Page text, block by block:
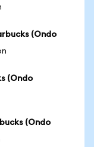
(Ondo
(Ondo
(Ondo